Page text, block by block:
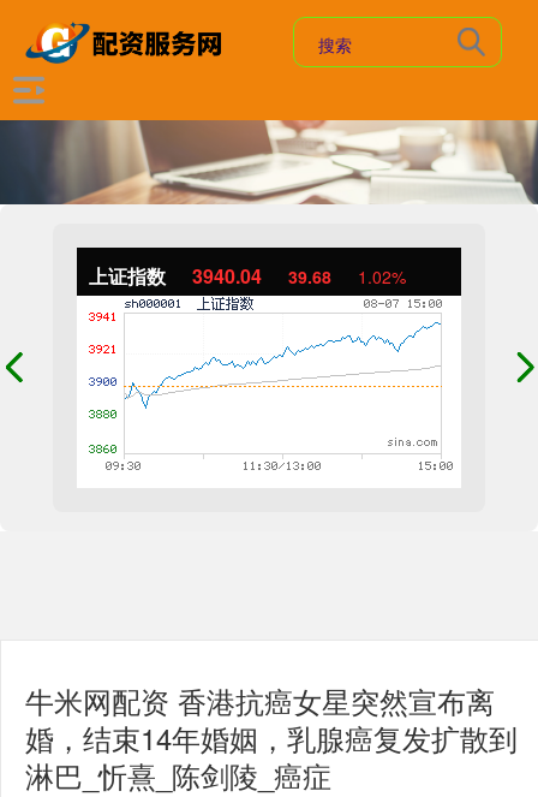
上证指数 3940.04 39.68 1.02%
牛米网配资 香港抗癌女星突然宣布离
婚，结束14年婚姻，乳腺癌复发扩散到
淋巴_忻熹_陈剑陵_癌症